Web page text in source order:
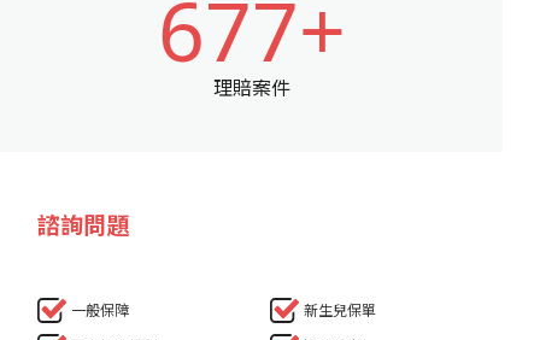
677+
理賠案件
諮詢問題
一般保障
新生兒保單